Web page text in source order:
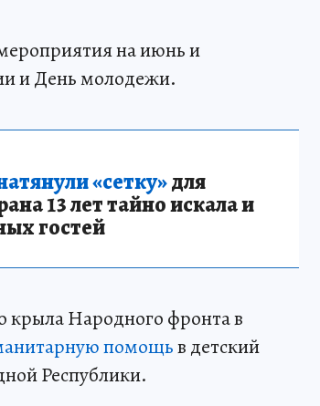
на июнь и
и День молодежи.
«сетку»для
13 лет тайно искала и
гостей
крыла Народного фронта в
помощьв детский
Республики.